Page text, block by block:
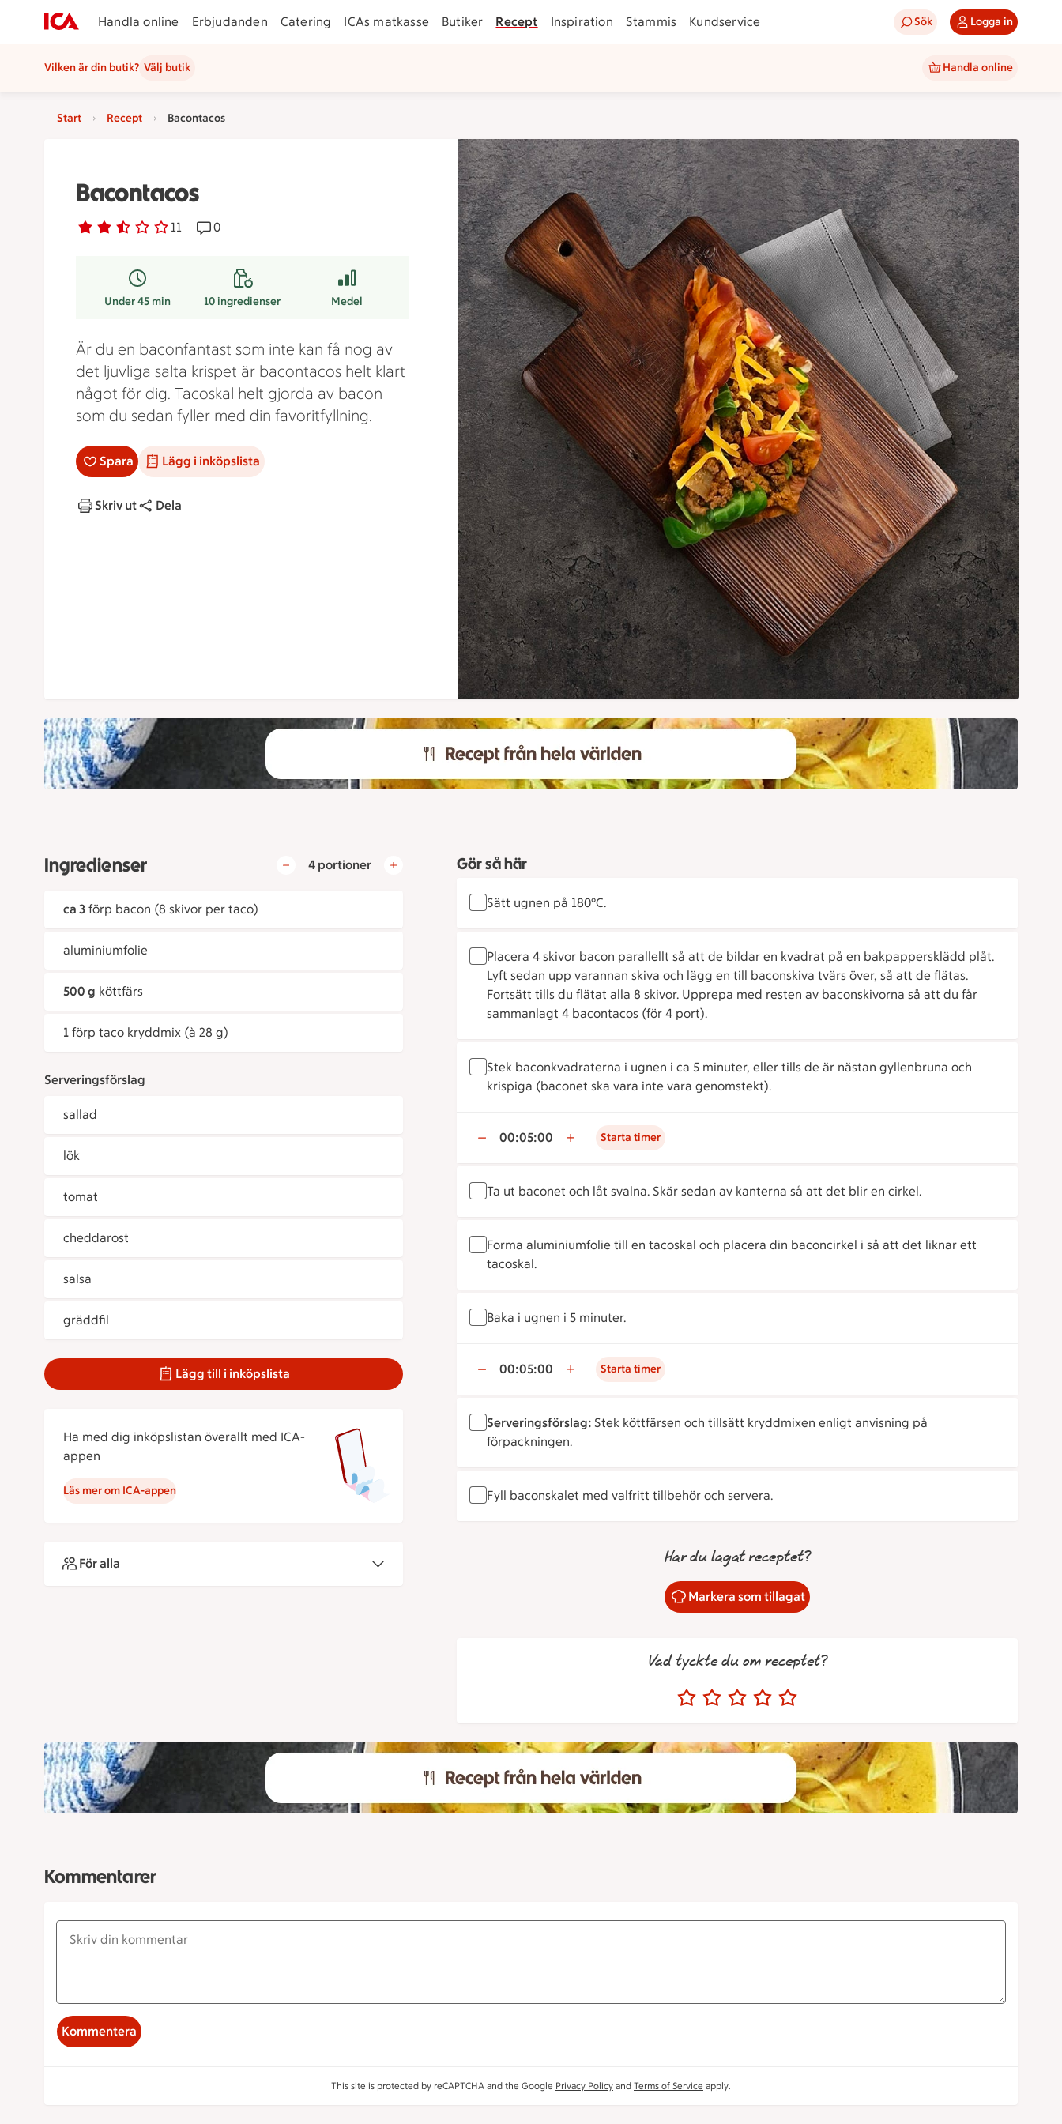
Handla online Erbjudanden Catering ICAs matkasse Butiker Recept Inspiration Stammis Kundservice Sök Logga in
Vilken är din butik? Välj butik Handla online
Start Recept Bacontacos
Bacontacos
Betyg 2.4 av 5. 11
11 personer har röstatReceptet har 0 kommentarer
0
Under 45 min 10ingredienser Medel
Är du en baconfantast som inte kan få nog av
det ljuvliga salta krispet är bacontacos helt klart
något för dig. Tacoskal helt gjorda av bacon
som du sedan fyller med din favoritfyllning.
Spara Lägg i inköpslista
Skriv ut Dela
Ingredienser 4 portioner
ca 3 förp bacon (8 skivor per taco)
aluminiumfolie
500 g köttfärs
1 förp taco kryddmix (à 28 g)
Serveringsförslag
sallad
lök
tomat
cheddarost
salsa
gräddfil
Lägg till i inköpslista
Ha med dig inköpslistan överallt med ICA-
appen
Läs mer om ICA-appen
För alla
Gör så här
Sätt ugnen på 180°C.
Placera 4 skivor bacon parallellt så att de bildar en kvadrat på en bakpappersklädd plåt.
Lyft sedan upp varannan skiva och lägg en till baconskiva tvärs över, så att de flätas.
Fortsätt tills du flätat alla 8 skivor. Upprepa med resten av baconskivorna så att du får
sammanlagt 4 bacontacos (för 4 port).
Stek baconkvadraterna i ugnen i ca 5 minuter, eller tills de är nästan gyllenbruna och
krispiga (baconet ska vara inte vara genomstekt).
00:05:00 Starta timer
Ta ut baconet och låt svalna. Skär sedan av kanterna så att det blir en cirkel.
Forma aluminiumfolie till en tacoskal och placera din baconcirkel i så att det liknar ett
tacoskal.
Baka i ugnen i 5 minuter.
00:05:00 Starta timer
Serveringsförslag: Stek köttfärsen och tillsätt kryddmixen enligt anvisning på
förpackningen.
Fyll baconskalet med valfritt tillbehör och servera.
Har du lagat receptet?
Markera som tillagat
Vad tyckte du om receptet?
Kommentarer
Kommentera
This site is protected by reCAPTCHA and the Google Privacy Policy and Terms of Service apply.